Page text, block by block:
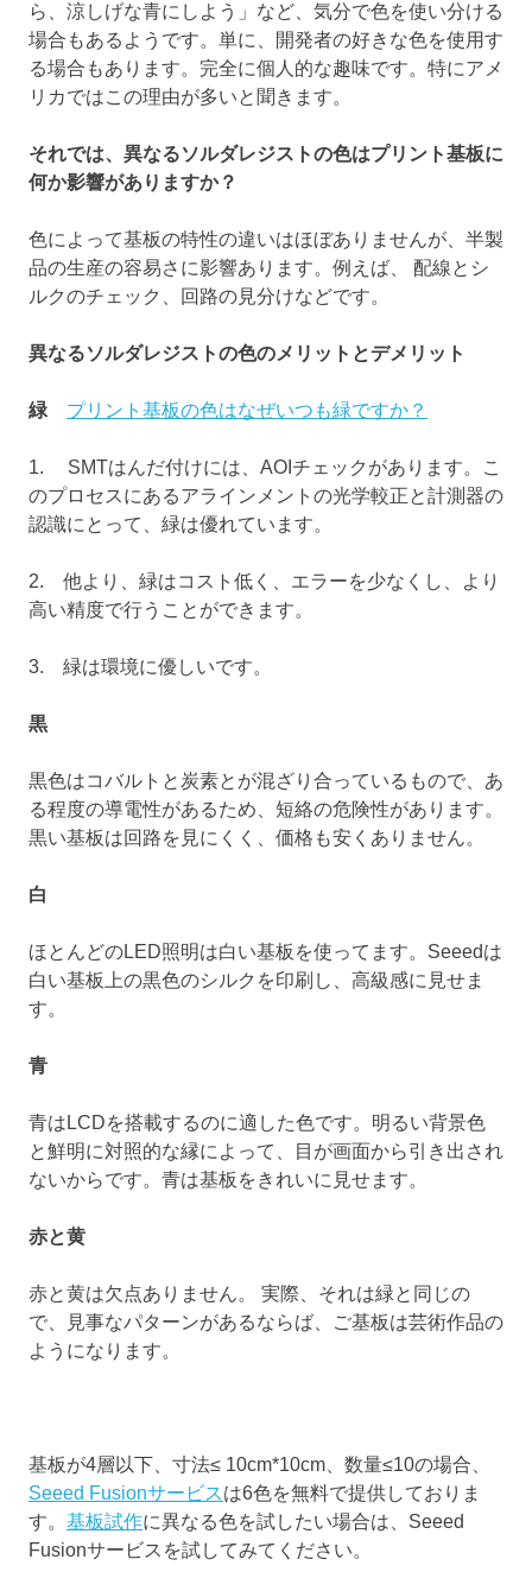
ら、涼しげな青にしよう」など、気分で色を使い分ける
場合もあるようです。単に、開発者の好きな色を使用す
る場合もあります。完全に個人的な趣味です。特にアメ
リカではこの理由が多いと聞きます。
それでは、異なるソルダレジストの色はプリント基板に
何か影響がありますか？
色によって基板の特性の違いはほぼありませんが、半製
品の生産の容易さに影響あります。例えば、 配線とシ
ルクのチェック、回路の見分けなどです。
異なるソルダレジストの色のメリットとデメリット
緑 プリント基板の色はなぜいつも緑ですか？
1. SMTはんだ付けには、AOIチェックがあります。こ
のプロセスにあるアラインメントの光学較正と計測器の
認識にとって、緑は優れています。
2. 他より、緑はコスト低く、エラーを少なくし、より
高い精度で行うことができます。
3. 緑は環境に優しいです。
黒
黒色はコバルトと炭素とが混ざり合っているもので、あ
る程度の導電性があるため、短絡の危険性があります。
黒い基板は回路を見にくく、価格も安くありません。
白
ほとんどのLED照明は白い基板を使ってます。Seeedは
白い基板上の黒色のシルクを印刷し、高級感に見せま
す。
青
青はLCDを搭載するのに適した色です。明るい背景色
と鮮明に対照的な縁によって、目が画面から引き出され
ないからです。青は基板をきれいに見せます。
赤と黄
赤と黄は欠点ありません。 実際、それは緑と同じの
で、見事なパターンがあるならば、ご基板は芸術作品の
ようになります。
基板が4層以下、寸法≤ 10cm*10cm、数量≤10の場合、
Seeed Fusionサービスは6色を無料で提供しておりま
す。 基板試作に異なる色を試したい場合は、Seeed
Fusionサービスを試してみてください。